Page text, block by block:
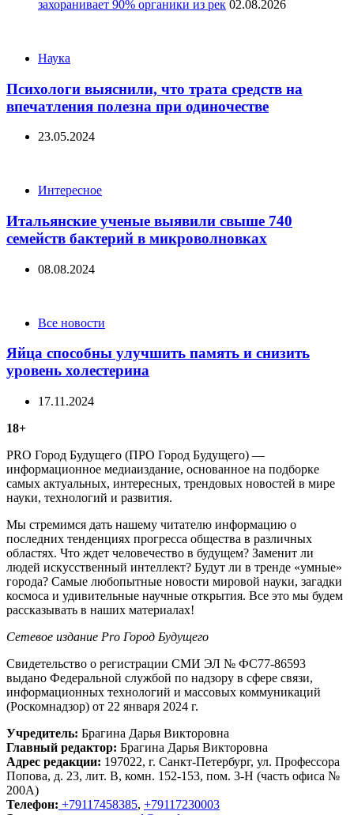
захоранивает 90% органики из рек 02.08.2026
Categories
Наука
Психологи выяснили, что трата средств на
впечатления полезна при одиночестве
23.05.2024
CategoriesИнтересное
Итальянские ученые выявили свыше 740
семейств бактерий в микроволновках
08.08.2024
CategoriesВсе новости
Яйца способны улучшить память и снизить
уровень холестерина
17.11.2024
18+
PRO Город Будущего (ПРО Город Будущего) —
информационное медиаиздание, основанное на подборке
самых актуальных, интересных, трендовых новостей в мире
науки, технологий и развития.
Мы стремимся дать нашему читателю информацию о
последних тенденциях прогресса общества в различных
областях. Что ждет человечество в будущем? Заменит ли
людей искусственный интеллект? Будут ли в тренде «умные»
города? Самые любопытные новости мировой науки, загадки
космоса и удивительные научные открытия. Все это мы будем
рассказывать в наших материалах!
Сетевое издание Рrо Город Будущего
Свидетельство о регистрации СМИ ЭЛ № ФС77-86593
выдано Федеральной службой по надзору в сфере связи,
информационных технологий и массовых коммуникаций
(Роскомнадзор) от 22 января 2024 г.
Учредитель: Брагина Дарья Викторовна
Главный редактор: Брагина Дарья Викторовна
Адрес редакции: 197022, г. Санкт-Петербург, ул. Профессора
Попова, д. 23, лит. В, комн. 152-153, пом. 3-Н (часть офиса №
200А)
Телефон: +79117458385, +79117230003